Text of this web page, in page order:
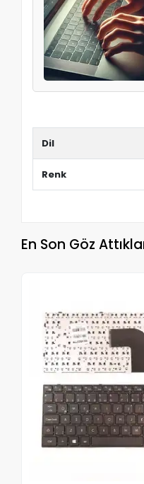
Dil
Renk
En Son Göz